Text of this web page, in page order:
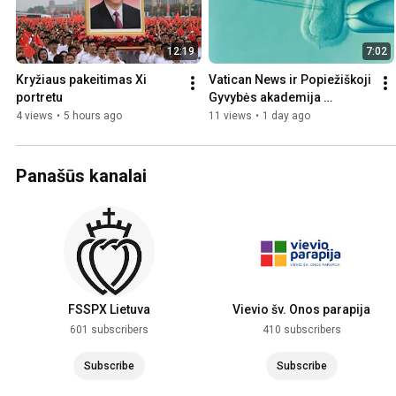
12:19
Kryžiaus pakeitimas Xi
portretu
4 views • 5 hours ago
7:02
Vatican News ir Popiežiškoji
Gyvybės akademija
straipsnyje apie DI pavojus
11 views • 1 day ago
Panašūs kanalai
FSSPX Lietuva
601 subscribers
Subscribe
Vievio šv. Onos parapija
410 subscribers
Subscribe